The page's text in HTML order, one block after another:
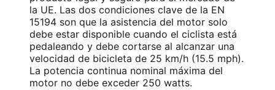
la UE. Las dos condiciones clave de la EN
15194 son que la asistencia del motor solo
debe estar disponible cuando el ciclista está
pedaleando y debe cortarse al alcanzar una
velocidad de bicicleta de 25 km/h (15.5 mph).
La potencia continua nominal máxima del
motor no debe exceder 250 watts.